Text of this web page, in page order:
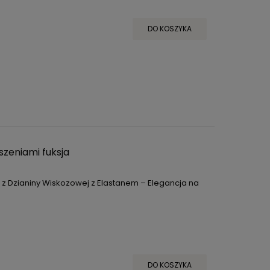
DO KOSZYKA
fuksja
Dzianiny Wiskozowej z Elastanem – Elegancja na
DO KOSZYKA